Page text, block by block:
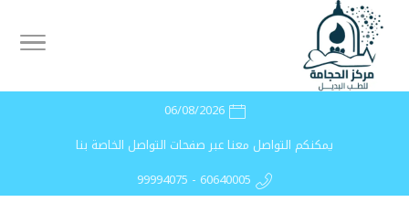
06/08/2026
يمكنكم التواصل معنا عبر صفحات التواصل الخاصة بنا
99994075 - 60640005